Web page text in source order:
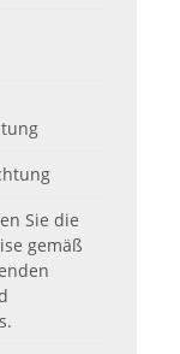
Sie die
gemäß